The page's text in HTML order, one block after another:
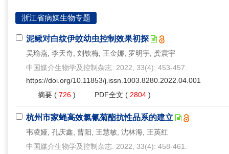
浙江省病媒生物专题
泥鳅对白纹伊蚊幼虫控制效果初探
吴瑜燕, 李天奇, 刘钦梅, 王金娜, 罗明宇, 龚震宇
中国媒介生物学及控制杂志. 2022, 33(4): 453-457.
https://doi.org/10.11853/j.issn.1003.8280.2022.04.001
摘要 ( 726 ) PDF全文 ( 2804 )
杭州市家蝇高效氯氰菊酯抗性品系的建立
韦凌娅, 孔庆鑫, 曹阳, 王慧敏, 沈林海, 王英红
中国媒介生物学及控制杂志. 2022, 33(4): 458-461.